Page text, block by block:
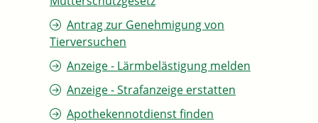
Antrag zur Genehmigung von
Tierversuchen
Anzeige - Lärmbelästigung melden
Anzeige - Strafanzeige erstatten
Apothekennotdienst finden